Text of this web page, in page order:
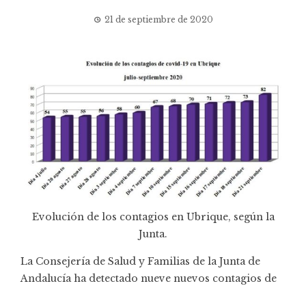
21 de septiembre de 2020
Evolución de los contagios en Ubrique, según la
Junta.
La Consejería de Salud y Familias de la Junta de
Andalucía ha detectado nueve nuevos contagios de